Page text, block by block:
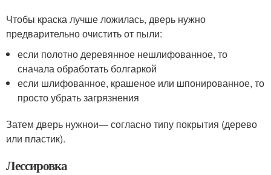
Чтобы краска лучше ложилась, дверь нужно
предварительно очистить от пыли:
если полотно деревянное нешлифованное, то
сначала обработать болгаркой
если шлифованное, крашеное или шпонированное, то
просто убрать загрязнения
Затем дверь нужнои— согласно типу покрытия (дерево
или пластик).
Лессировка